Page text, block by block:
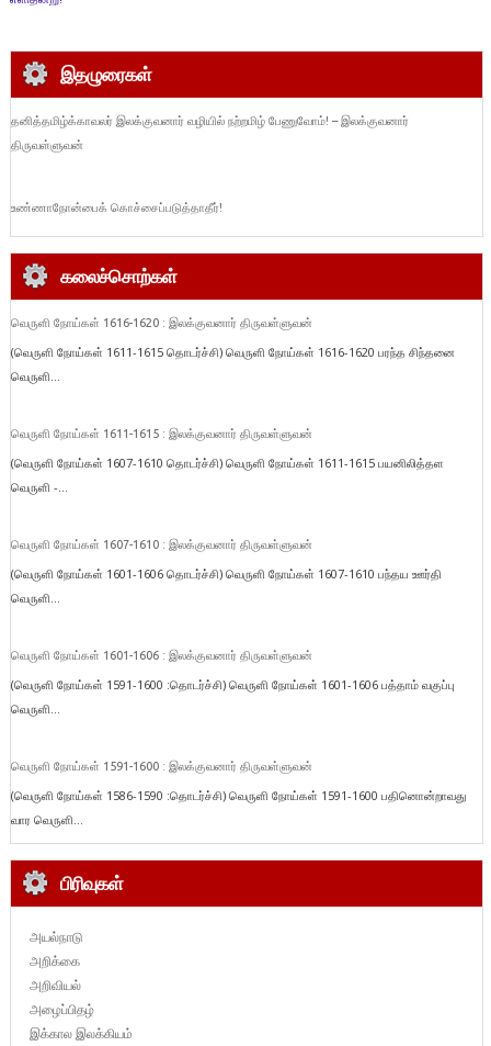
இதழுரைகள்
தனித்தமிழ்க்காவலர் இலக்குவனார் வழியில் நற்றமிழ் பேணுவோம்! – இலக்குவனார்
திருவள்ளுவன்
உண்ணாநோன்பைக் கொச்சைப்படுத்தாதீர்!
கலைச்சொற்கள்
வெருளி நோய்கள் 1616-1620 : இலக்குவனார் திருவள்ளுவன்
(வெருளி நோய்கள் 1611-1615 தொடர்ச்சி) வெருளி நோய்கள் 1616-1620 பரந்த சிந்தனை
வெருளி...
வெருளி நோய்கள் 1611-1615 : இலக்குவனார் திருவள்ளுவன்
(வெருளி நோய்கள் 1607-1610 தொடர்ச்சி) வெருளி நோய்கள் 1611-1615 பயனிலித்தள
வெருளி -...
வெருளி நோய்கள் 1607-1610 : இலக்குவனார் திருவள்ளுவன்
(வெருளி நோய்கள் 1601-1606 தொடர்ச்சி) வெருளி நோய்கள் 1607-1610 பந்தய ஊர்தி
வெருளி...
வெருளி நோய்கள் 1601-1606 : இலக்குவனார் திருவள்ளுவன்
(வெருளி நோய்கள் 1591-1600 :தொடர்ச்சி) வெருளி நோய்கள் 1601-1606 பத்தாம் வகுப்பு
வெருளி...
வெருளி நோய்கள் 1591-1600 : இலக்குவனார் திருவள்ளுவன்
(வெருளி நோய்கள் 1586-1590 :தொடர்ச்சி) வெருளி நோய்கள் 1591-1600 பதினொன்றாவது
வார வெருளி...
பிரிவுகள்
அயல்நாடு
அறிக்கை
அறிவியல்
அழைப்பிதழ்
இக்கால இலக்கியம்